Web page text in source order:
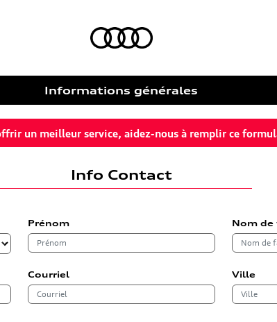
Informations générales
un meilleur service, aidez-nous à remplir ce
Info Contact
Prénom Nom
Courriel Ville